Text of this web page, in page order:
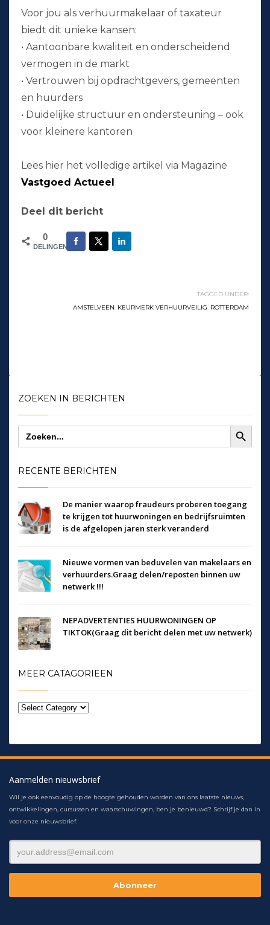
Voor jou als verhuurmakelaar of taxateur
biedt dit unieke kansen:
• Aantoonbare kwaliteit en onderscheidend
vermogen in de markt
• Vertrouwen bij opdrachtgevers, gemeenten
en huurders
• Duidelijke structuur en ondersteuning – ook
voor kleinere kantoren
Lees hier het volledige artikel via Magazine
Vastgoed Actueel
Deel dit bericht
0
DELINGEN
TAGGED UNDER:
AMSTELVEEN, KEURMERK VERHUURVEILIG, ROTTERDAM
ZOEKEN IN BERICHTEN
Zoek
naar:
Zoekknop
RECENTE BERICHTEN
De manier waarop fraudeurs proberen toegang
te krijgen tot huurwoningen en bedrijfsruimten
is de afgelopen jaren sterk veranderd
Nieuwe vormen van beduvelen van makelaars en
verhuurders.Graag delen/reposten binnen uw
netwerk !!!
NEPADVERTENTIES HUURWONINGEN OP
TIKTOK(Graag dit bericht delen met uw netwerk)
MEER CATAGORIEEN
Aanmelden nieuwsbrief
Wil je ook eenvoudig op de hoogte gehouden worden van ons laatste nieuws,
ontwikkelingen, cursussen en waarschuwingen, ben je benieuwd? Schrijf je dan in
voor onze nieuwsbrief.